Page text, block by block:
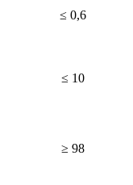
≤ 0,6
≤ 10
≥ 98